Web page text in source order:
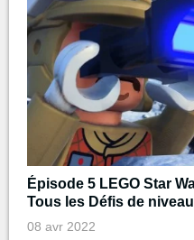
Épisode 5 LEGO Star
Tous les Défis de
08 avr 2022